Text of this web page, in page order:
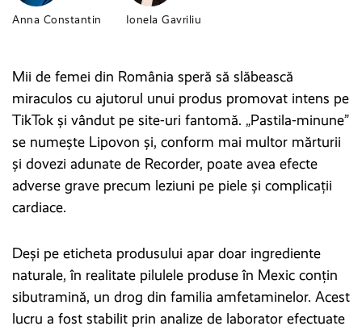
Anna Constantin Ionela Gavriliu
Mii de femei din România speră să slăbească
miraculos cu ajutorul unui produs promovat intens pe
TikTok și vândut pe site-uri fantomă. „Pastila-minune”
se numește Lipovon și, conform mai multor mărturii
și dovezi adunate de Recorder, poate avea efecte
adverse grave precum leziuni pe piele și complicații
cardiace.
Deși pe eticheta produsului apar doar ingrediente
naturale, în realitate pilulele produse în Mexic conțin
sibutramină, un drog din familia amfetaminelor. Acest
lucru a fost stabilit prin analize de laborator efectuate